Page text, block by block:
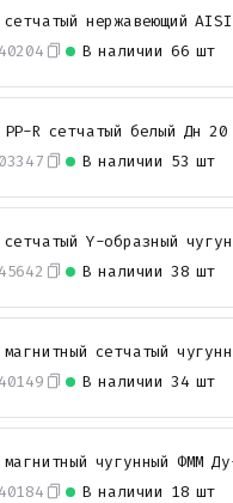
В наличии 66 шт
сетчатый нержавеющий
В наличии 53 шт
R сетчатый белый Дн
В наличии 38 шт
сетчатый Y-образный
В наличии 34 шт
магнитный сетчатый
В наличии 18 шт
магнитный чугунный ФММ